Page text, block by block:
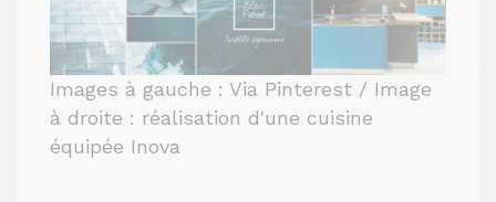
Images à gauche : Via Pinterest / Image
à droite : réalisation d'une cuisine
équipée Inova